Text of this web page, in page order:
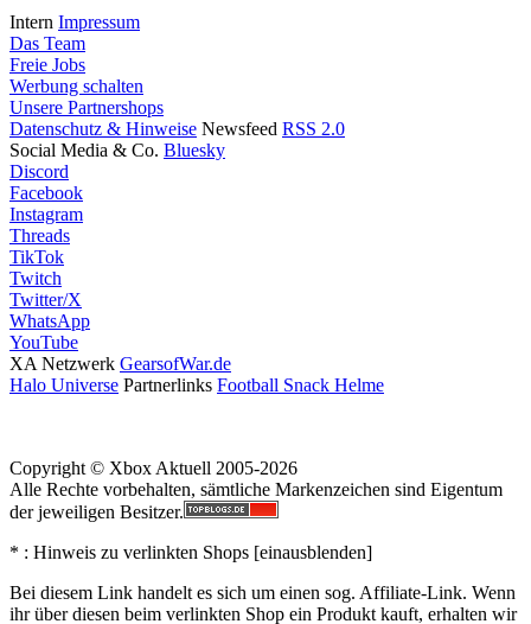
Intern Impressum
Das Team
Freie Jobs
Werbung schalten
Unsere Partnershops
Datenschutz & Hinweise Newsfeed RSS 2.0
Social Media & Co. Bluesky
Discord
Facebook
Instagram
Threads
TikTok
Twitch
Twitter/X
WhatsApp
YouTube
XA Netzwerk GearsofWar.de
Halo Universe Partnerlinks Football Snack Helme
Copyright © Xbox Aktuell 2005-2026
Alle Rechte vorbehalten, sämtliche Markenzeichen sind Eigentum
der jeweiligen Besitzer.
* : Hinweis zu verlinkten Shops [einausblenden]
Bei diesem Link handelt es sich um einen sog. Affiliate-Link. Wenn
ihr über diesen beim verlinkten Shop ein Produkt kauft, erhalten wir